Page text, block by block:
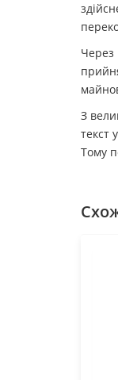
Через
З
текст
Тому